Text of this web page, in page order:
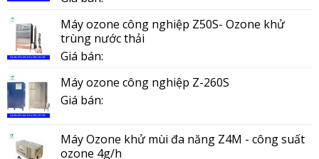
Máy ozone công nghiệp Z50S- Ozone khử
trùng nước thải
Giá bán:
Máy ozone công nghiệp Z-260S
Giá bán:
Máy Ozone khử mùi đa năng Z4M - công suất
ozone 4g/h